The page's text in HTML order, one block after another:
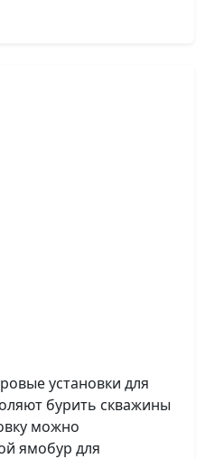
установки для
бурить скважины
можно
ямобур для